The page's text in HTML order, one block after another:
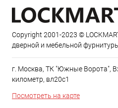
Copyright 2001-2023 ©
дверной и мебельной
г. Москва, ТК "Южные Ворота",
километр, вл20с1
Посмотреть на карте